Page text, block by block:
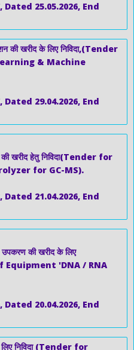
Dated 25.05.2026, End
की खरीद के लिए निविदा,(Tender
& Machine
Dated 29.04.2026, End
की खरीद हेतु निविदा(Tender for
for GC-MS).
Dated 21.04.2026, End
उपकरण की खरीद के लिए
Equipment 'DNA / RNA
Dated 20.04.2026, End
लिए निविदा (Tender for